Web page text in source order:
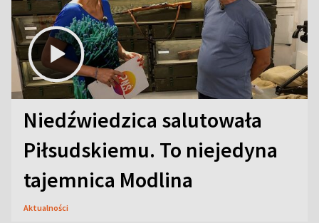
Niedźwiedzica salutowała
Piłsudskiemu. To niejedyna
tajemnica Modlina
Aktualności